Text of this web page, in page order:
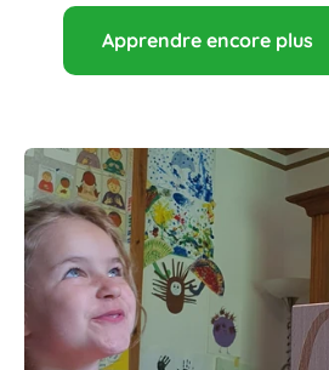
Apprendre encore plus